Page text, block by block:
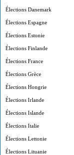
Élections Danemark
Élections Espagne
Élections Estonie
Élections Finlande
Élections France
Élections Grèce
Élections Hongrie
Élections Irlande
Élections Islande
Élections Italie
Élections Lettonie
Élections Lituanie